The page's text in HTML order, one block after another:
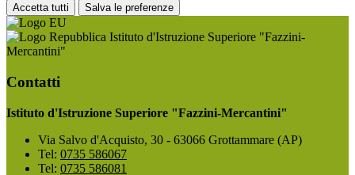
Accetta tutti Salva le preferenze
Istituto d'Istruzione Superiore "Fazzini-
Mercantini"
Contatti
Istituto d'Istruzione Superiore "Fazzini-Mercantini"
Via Salvo d'Acquisto, 30 - 63066 Grottammare (AP)
Tel: 0735 586067
Tel: 0735 586081